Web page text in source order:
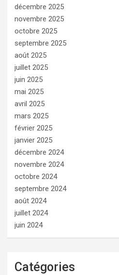
décembre 2025
novembre 2025
octobre 2025
septembre 2025
août 2025
juillet 2025
juin 2025
mai 2025
avril 2025
mars 2025
février 2025
janvier 2025
décembre 2024
novembre 2024
octobre 2024
septembre 2024
août 2024
juillet 2024
juin 2024
Catégories